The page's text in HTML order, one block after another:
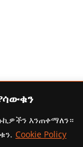
እንጠቀማለን።
Cookie Policy